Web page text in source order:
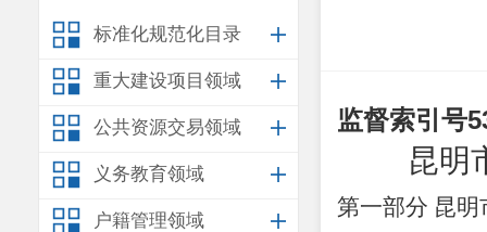
标准化规范化目录
重大建设项目领域
公共资源交易领域
义务教育领域
户籍管理领域
监督索引号
昆明
第一部分 昆明